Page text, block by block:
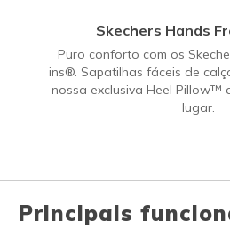
Skechers Hands
Puro conforto com os
ins®. Sapatilhas fáceis de
nossa exclusiva Heel Pillow™
lugar.
Principais